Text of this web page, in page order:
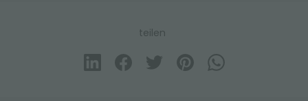
teilen